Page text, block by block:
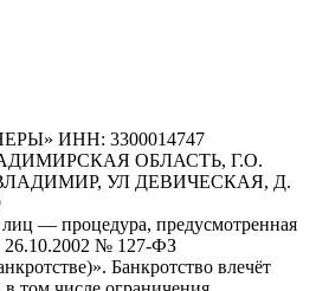
ИНН: 3300014747
ОБЛАСТЬ, Г.О.
УЛ ДЕВИЧЕСКАЯ, Д.
— процедура, предусмотренная
26.10.2002 № 127-ФЗ
Банкротство влечёт